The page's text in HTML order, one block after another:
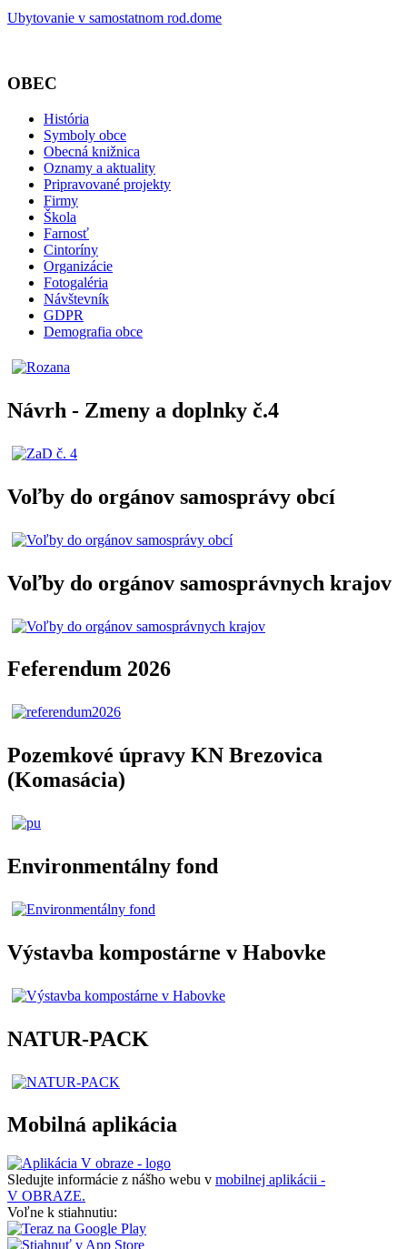
Ubytovanie v samostatnom rod.dome
OBEC
História
Symboly obce
Obecná knižnica
Oznamy a aktuality
Pripravované projekty
Firmy
Škola
Farnosť
Cintoríny
Organizácie
Fotogaléria
Návštevník
GDPR
Demografia obce
Návrh - Zmeny a doplnky č.4
Voľby do orgánov samosprávy obcí
Voľby do orgánov samosprávnych krajov
Feferendum 2026
Pozemkové úpravy KN Brezovica
(Komasácia)
Environmentálny fond
Výstavba kompostárne v Habovke
NATUR-PACK
Mobilná aplikácia
Sledujte informácie z nášho webu v mobilnej aplikácii -
V OBRAZE.
Voľne k stiahnutiu: